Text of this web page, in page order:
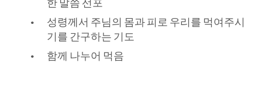
한 말씀 선포
성령께서 주님의 몸과 피로 우리를 먹여주시
기를 간구하는 기도
함께 나누어 먹음